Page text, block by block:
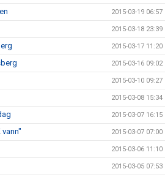
2015-03-19 06:57
2015-03-18 23:39
2015-03-17 11:20
2015-03-16 09:02
2015-03-10 09:27
2015-03-08 15:34
2015-03-07 16:15
2015-03-07 07:00
2015-03-06 11:10
2015-03-05 07:53